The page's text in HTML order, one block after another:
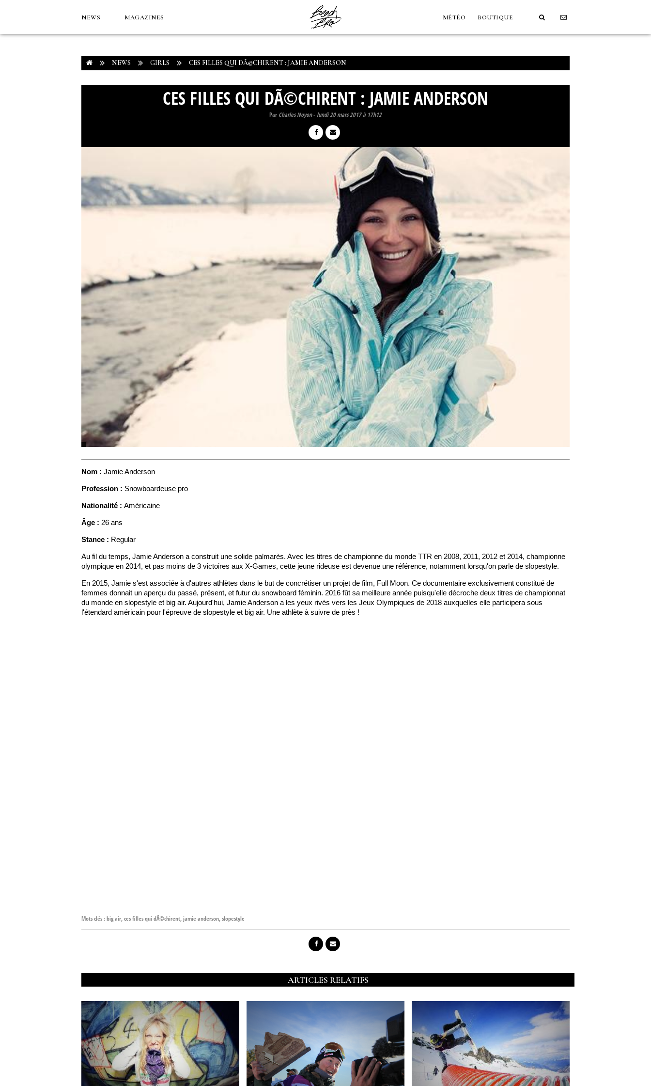
NEWS MAGAZINES MÉTÉO BOUTIQUE
NEWS GIRLS CES FILLES QUI DÃ©CHIRENT : JAMIE ANDERSON
CES FILLES QUI DÃ©CHIRENT : JAMIE ANDERSON
Par Charles Noyon-lundi 20 mars 2017 à 17h12
Nom : Jamie Anderson
Profession : Snowboardeuse pro
Nationalité : Américaine
Âge : 26 ans
Stance : Regular
Au fil du temps, Jamie Anderson a construit une solide palmarès. Avec les titres de championne du monde TTR en 2008, 2011, 2012 et 2014, championne
olympique en 2014, et pas moins de 3 victoires aux X-Games, cette jeune rideuse est devenue une référence, notamment lorsqu'on parle de slopestyle.
En 2015, Jamie s'est associée à d'autres athlètes dans le but de concrétiser un projet de film, Full Moon. Ce documentaire exclusivement constitué de
femmes donnait un aperçu du passé, présent, et futur du snowboard féminin. 2016 fût sa meilleure année puisqu'elle décroche deux titres de championnat
du monde en slopestyle et big air. Aujourd'hui, Jamie Anderson a les yeux rivés vers les Jeux Olympiques de 2018 auxquelles elle participera sous
l'étendard américain pour l'épreuve de slopestyle et big air. Une athlète à suivre de près !
Mots clés :big air,ces filles qui dÃ©chirent,jamie anderson,slopestyle
ARTICLES RELATIFS